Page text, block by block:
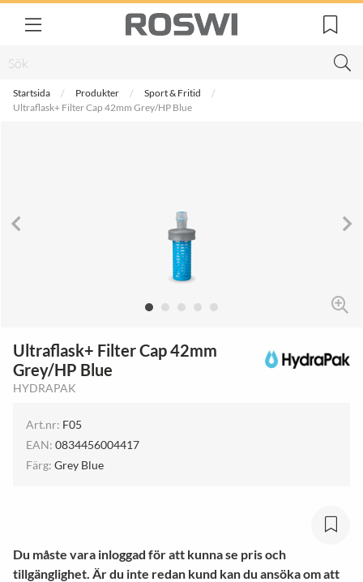
Startsida Produkter
Sport & Fritid
Ultraflask+ Filter Cap 42mm Grey/HP Blue
Ultraflask+ Filter Cap 42mm
Grey/HP Blue
HYDRAPAK
Art.nr: F05
EAN: 0834456004417
Färg: Grey Blue
Du måste vara inloggad för att kunna se pris och
tillgänglighet. Är du inte redan kund kan du ansöka om att